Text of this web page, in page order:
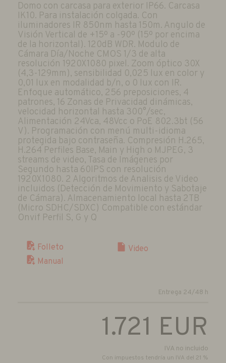
Domo con carcasa para exterior IP66. Carcasa
IK10. Para instalación colgada. Con
iluminadores IR 850nm hasta 150m. Angulo de
Visión Vertical de +15º a -90º (15º por encima
de la horizontal). 120dB WDR. Modulo de
Cámara Día/Noche CMOS 1/3 de alta
resolución 1920X1080 pixel. Zoom óptico 30X
(4,3-129mm), sensibilidad 0,025 lux en color y
0,01 lux en modalidad b/n, o 0 lux con IR.
Enfoque automático, 256 preposiciones, 4
patrones, 16 Zonas de Privacidad dinámicas,
velocidad horizontal hasta 300°/sec,
Alimentación 24Vca, 48Vcc o PoE 802.3bt (56
V). Programación con menú multi-idioma
protegida bajo contraseña. Compresión H.265,
H.264 Perfiles Base, Main y High o MJPEG, 3
streams de video, Tasa de Imágenes por
Segundo hasta 60IPS con resolución
1920X1080. 2 Algoritmos de Analisis de Video
incluidos (Detección de Movimiento y Sabotaje
de Cámara). Almacenamiento local hasta 2TB
(Micro SDHC/SDXC) Compatible con estándar
Onvif Perfil S, G y Q
Folleto
Manual
Video
Entrega 24/48 h
1.721 EUR
IVA no incluido
Con impuestos tendría un IVA del 21 %